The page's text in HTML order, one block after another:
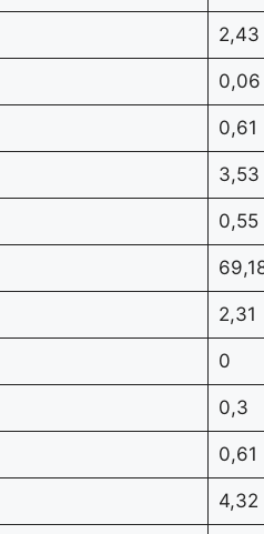
2,43
0,06
0,61
3,53
0,55
2,31
0
0,3
0,61
4,32